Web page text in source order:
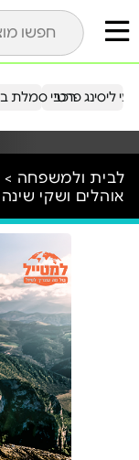
ליסינג פרטירכבי סמלת
לבית ולמשפחה >
אוהלים ושקי